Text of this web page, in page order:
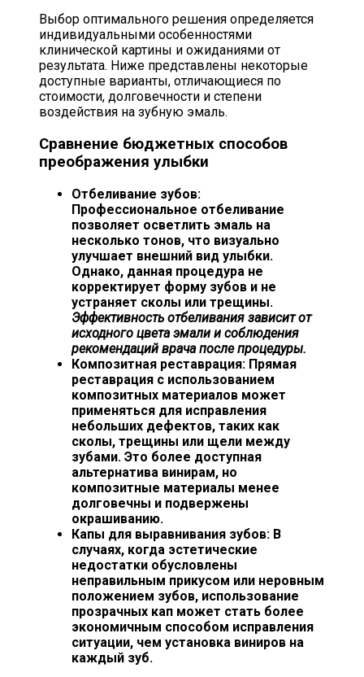
Выбор оптимального решения определяется
индивидуальными особенностями
клинической картины и ожиданиями от
результата. Ниже представлены некоторые
доступные варианты, отличающиеся по
стоимости, долговечности и степени
воздействия на зубную эмаль.
Сравнение бюджетных способов
преображения улыбки
Отбеливание зубов:
Профессиональное отбеливание
позволяет осветлить эмаль на
несколько тонов, что визуально
улучшает внешний вид улыбки.
Однако, данная процедура не
корректирует форму зубов и не
устраняет сколы или трещины.
Эффективность отбеливания зависит от
исходного цвета эмали и соблюдения
рекомендаций врача после процедуры.
Композитная реставрация: Прямая
реставрация с использованием
композитных материалов может
применяться для исправления
небольших дефектов, таких как
сколы, трещины или щели между
зубами. Это более доступная
альтернатива винирам, но
композитные материалы менее
долговечны и подвержены
окрашиванию.
Капы для выравнивания зубов: В
случаях, когда эстетические
недостатки обусловлены
неправильным прикусом или неровным
положением зубов, использование
прозрачных кап может стать более
экономичным способом исправления
ситуации, чем установка виниров на
каждый зуб.